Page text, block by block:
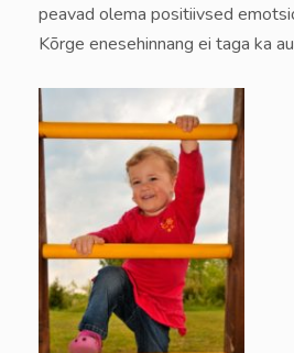
peavad olema positiivsed
Kõrge enesehinnang ei taga ka